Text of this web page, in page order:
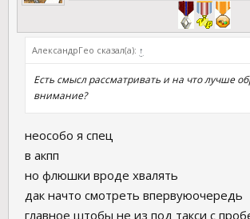
АлександрГео сказал(а): ↑
Есть смысл рассматривать и на что лучше
внимание?
неособо я спец
в акпп
но флюшки вроде хвалять
дак начто смотреть впервуюочередь
главное штобы не из под такси с